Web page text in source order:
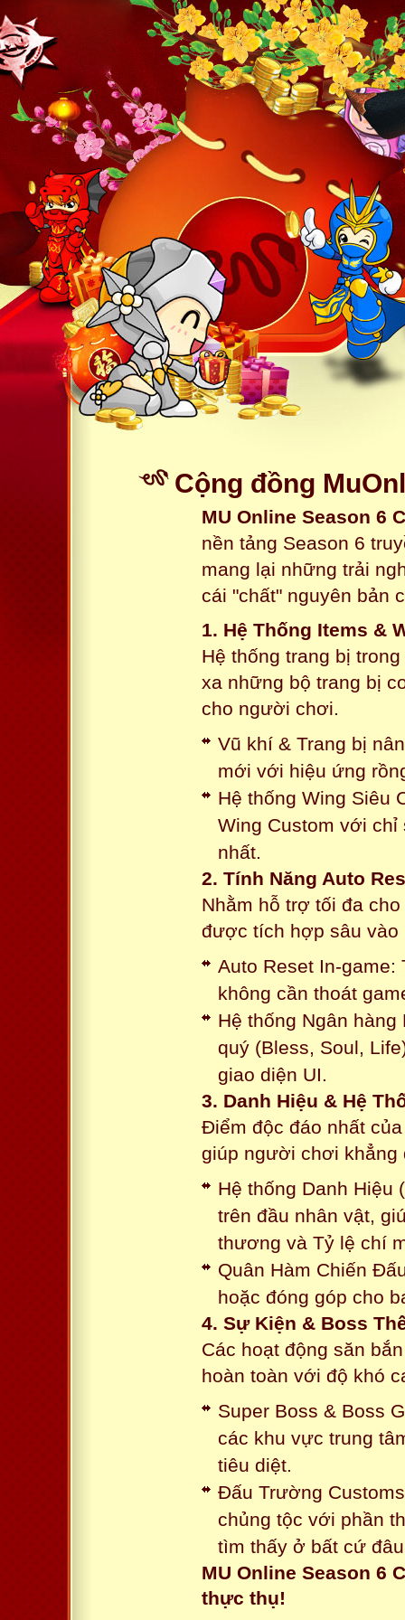
Cộng đồng
MU Online Season 6
nền tảng Season 6
mang lại những trải
cái "chất" nguyên bản
1. Hệ Thống Items &
Hệ thống trang bị
xa những bộ trang bị
cho người chơi.
Vũ khí & Trang bị
mới với hiệu ứng
Hệ thống Wing Siêu
Wing Custom với
nhất.
2. Tính Năng Auto
Nhằm hỗ trợ tối đa
được tích hợp sâu vào
Auto Reset In-game:
không cần thoát
Hệ thống Ngân
quý (Bless, Soul,
giao diện UI.
3. Danh Hiệu & Hệ
Điểm độc đáo nhất
giúp người chơi khẳng
Hệ thống Danh Hiệu
trên đầu nhân vật,
thương và Tỷ lệ chí
Quân Hàm Chiến
hoặc đóng góp cho
4. Sự Kiện & Boss
Các hoạt động săn
hoàn toàn với độ khó
Super Boss & Boss
các khu vực trung
tiêu diệt.
Đấu Trường
chủng tộc với phần
tìm thấy ở bất cứ
MU Online Season 6
thực thụ!